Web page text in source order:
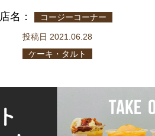
店名： コージーコーナー
投稿日 2021.06.28
ケーキ・タルト